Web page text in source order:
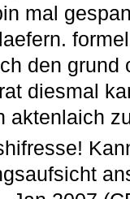
mal
den grund
diesmal
aktenlaich